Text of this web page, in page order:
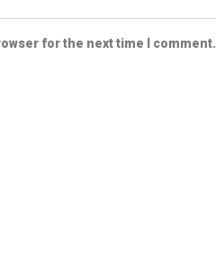
for the next time I comment.